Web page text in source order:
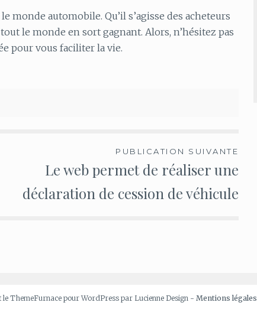
monde automobile. Qu’il s’agisse des acheteurs
le monde en sort gagnant. Alors, n’hésitez pas
pour vous faciliter la vie.
PUBLICATION SUIVANTE
Le web permet de réaliser une
déclaration de cession de véhicule
le ThemeFurnace pour WordPress par Lucienne Design - Mentions légales